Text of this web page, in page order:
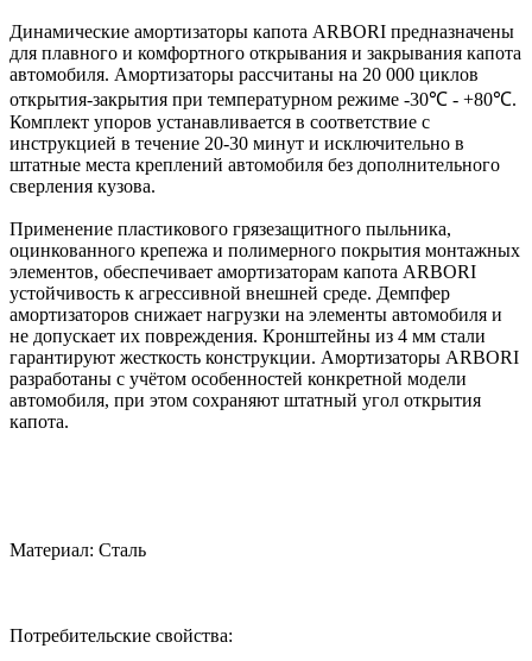
Динамические амортизаторы капота ARBORI предназначены
для плавного и комфортного открывания и закрывания капота
автомобиля. Амортизаторы рассчитаны на 20 000 циклов
открытия-закрытия при температурном режиме -30℃ - +80℃.
Комплект упоров устанавливается в соответствие с
инструкцией в течение 20-30 минут и исключительно в
штатные места креплений автомобиля без дополнительного
сверления кузова.
Применение пластикового грязезащитного пыльника,
оцинкованного крепежа и полимерного покрытия монтажных
элементов, обеспечивает амортизаторам капота ARBORI
устойчивость к агрессивной внешней среде. Демпфер
амортизаторов снижает нагрузки на элементы автомобиля и
не допускает их повреждения. Кронштейны из 4 мм стали
гарантируют жесткость конструкции. Амортизаторы ARBORI
разработаны с учётом особенностей конкретной модели
автомобиля, при этом сохраняют штатный угол открытия
капота.
Материал: Сталь
Потребительские свойства: